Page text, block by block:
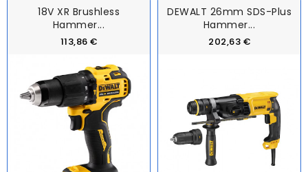
18V XR Brushless
Hammer...
113,86 €
DEWALT 26mm SDS-Plus
Hammer...
202,63 €